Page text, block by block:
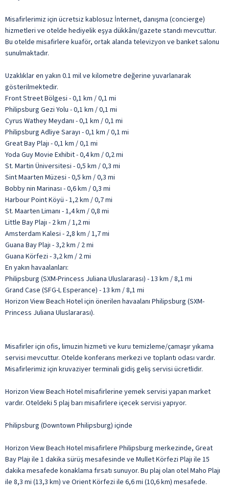
Misafirlerimiz için ücretsiz kablosuz İnternet, danışma (concierge)
hizmetleri ve otelde hediyelik eşya dükkânı/gazete standı mevcuttur.
Bu otelde misafirlere kuaför, ortak alanda televizyon ve banket salonu
sunulmaktadır.
Uzaklıklar en yakın 0.1 mil ve kilometre değerine yuvarlanarak
gösterilmektedir.
Front Street Bölgesi - 0,1 km / 0,1 mi
Philipsburg Gezi Yolu - 0,1 km / 0,1 mi
Cyrus Wathey Meydanı - 0,1 km / 0,1 mi
Philipsburg Adliye Sarayı - 0,1 km / 0,1 mi
Great Bay Plajı - 0,1 km / 0,1 mi
Yoda Guy Movie Exhibit - 0,4 km / 0,2 mi
St. Martin Üniversitesi - 0,5 km / 0,3 mi
Sint Maarten Müzesi - 0,5 km / 0,3 mi
Bobby nin Marinası - 0,6 km / 0,3 mi
Harbour Point Köyü - 1,2 km / 0,7 mi
St. Maarten Limanı - 1,4 km / 0,8 mi
Little Bay Plajı - 2 km / 1,2 mi
Amsterdam Kalesi - 2,8 km / 1,7 mi
Guana Bay Plajı - 3,2 km / 2 mi
Guana Körfezi - 3,2 km / 2 mi
En yakın havaalanları:
Philipsburg (SXM-Princess Juliana Uluslararası) - 13 km / 8,1 mi
Grand Case (SFG-L Esperance) - 13 km / 8,1 mi
Horizon View Beach Hotel için önerilen havaalanı Philipsburg (SXM-
Princess Juliana Uluslararası).
Misafirler için ofis, limuzin hizmeti ve kuru temizleme/çamaşır yıkama
servisi mevcuttur. Otelde konferans merkezi ve toplantı odası vardır.
Misafirlerimiz için kruvaziyer terminali gidiş geliş servisi ücretlidir.
Horizon View Beach Hotel misafirlerine yemek servisi yapan market
vardır. Oteldeki 5 plaj barı misafirlere içecek servisi yapıyor.
Philipsburg (Downtown Philipsburg) içinde
Horizon View Beach Hotel misafirlere Philipsburg merkezinde, Great
Bay Plajı ile 1 dakika sürüş mesafesinde ve Mullet Körfezi Plajı ile 15
dakika mesafede konaklama fırsatı sunuyor. Bu plaj olan otel Maho Plajı
ile 8,3 mi (13,3 km) ve Orient Körfezi ile 6,6 mi (10,6 km) mesafede.